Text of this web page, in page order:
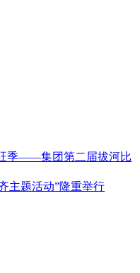
季——集团第二届拔河比
主题活动”隆重举行